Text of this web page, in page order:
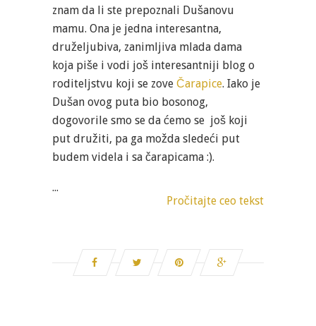
znam da li ste prepoznali Dušanovu
mamu. Ona je jedna interesantna,
druželjubiva, zanimljiva mlada dama
koja piše i vodi još interesantniji blog o
roditeljstvu koji se zove Čarapice. Iako je
Dušan ovog puta bio bosonog,
dogovorile smo se da ćemo se još koji
put družiti, pa ga možda sledeći put
budem videla i sa čarapicama :).
...
Pročitajte ceo tekst